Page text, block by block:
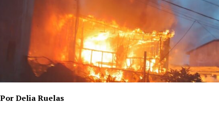
Por Delia Ruelas